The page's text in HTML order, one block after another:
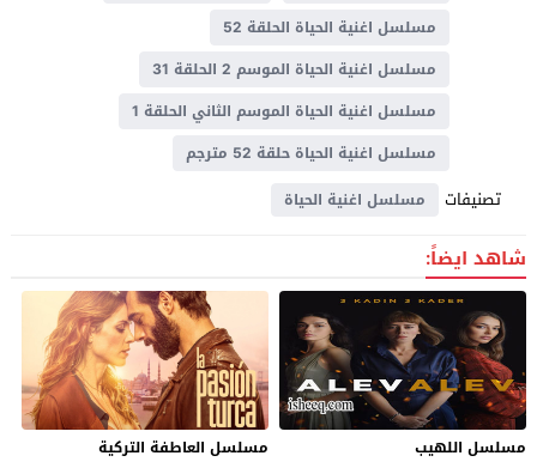
مسلسل اغنية الحياة الحلقة 52
مسلسل اغنية الحياة الموسم 2 الحلقة 31
مسلسل اغنية الحياة الموسم الثاني الحلقة 1
مسلسل اغنية الحياة حلقة 52 مترجم
تصنيفات مسلسل اغنية الحياة
شاهد ايضاً:
مسلسل اللهيب مسلسل العاطفة التركية